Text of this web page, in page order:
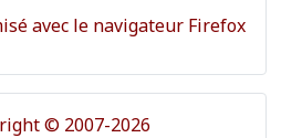
avec le navigateur Firefox
© 2007-2026